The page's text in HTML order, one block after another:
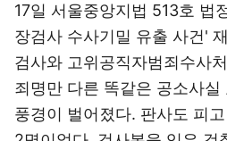
17일 서울중앙지법 513호 법
장검사 수사기밀 유출 사건'
검사와 고위공직자범죄수사
죄명만 다른 똑같은 공소사실
풍경이 벌어졌다. 판사도 피